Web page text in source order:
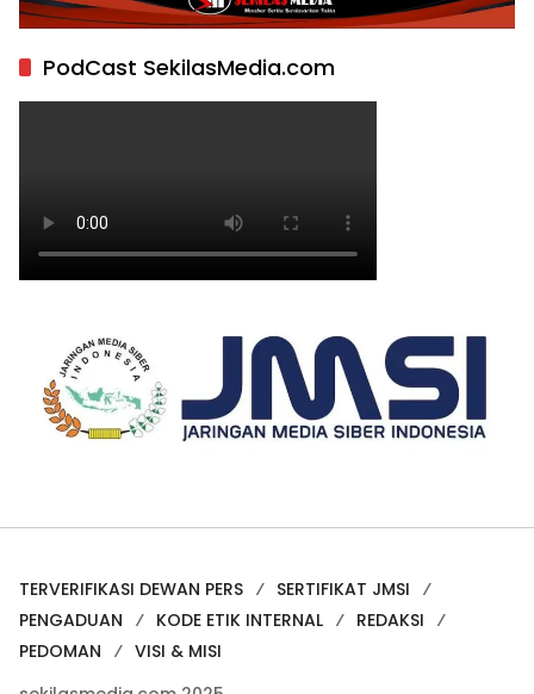
PodCast SekilasMedia.com
TERVERIFIKASI DEWAN PERS
SERTIFIKAT JMSI
PENGADUAN
KODE ETIK INTERNAL
REDAKSI
PEDOMAN
VISI & MISI